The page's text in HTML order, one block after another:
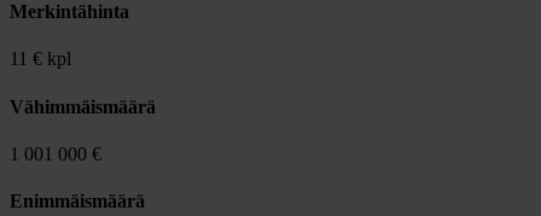
Merkintähinta
11 € kpl
Vähimmäismäärä
1 001 000 €
Enimmäismäärä